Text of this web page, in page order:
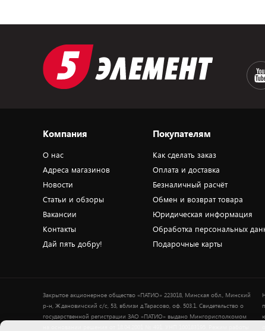
Компания
О нас
Адреса магазинов
Новости
Статьи и обзоры
Вакансии
Контакты
Дай пять добру!
Покупателям
Как сделать заказ
Оплата и доставка
Безналичный расчёт
Обмен и возврат товара
Юридическая информация
Обработка персональных
Подарочные карты
Закрытое акционерное общество «ПАТИО» 223018, Минская обл., Минский
р-н, Ждановичский с/с, 53, вблизи д.Тарасово, оф. 503.1. Свидетельство о
государственной регистрации ЗАО «ПАТИО» выдано Мингорисполкомом